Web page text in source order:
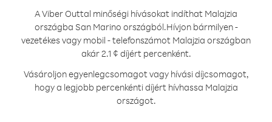
A Viber Outtal minőségi hívásokat indíthat Malajzia
országba San Marino országból.Hívjon bármilyen -
vezetékes vagy mobil - telefonszámot Malajzia országban
akár 2.1 ¢ díjért percenként.
Vásároljon egyenlegcsomagot vagy hívási díjcsomagot,
hogy a legjobb percenkénti díjért hívhassa Malajzia
országot.